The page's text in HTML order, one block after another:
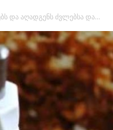
და აღადგენს ძვლებსა და...